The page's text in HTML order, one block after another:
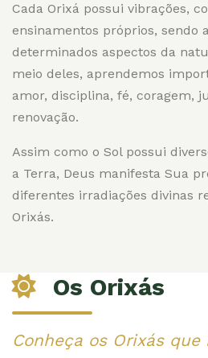
Cada Orixá possui vibrações,
ensinamentos próprios, sendo
determinados aspectos da
meio deles, aprendemos
amor, disciplina, fé, coragem,
renovação.
Assim como o Sol possui
a Terra, Deus manifesta Sua
diferentes irradiações divinas
Orixás.
Os Orixás
Conheça os Orixás